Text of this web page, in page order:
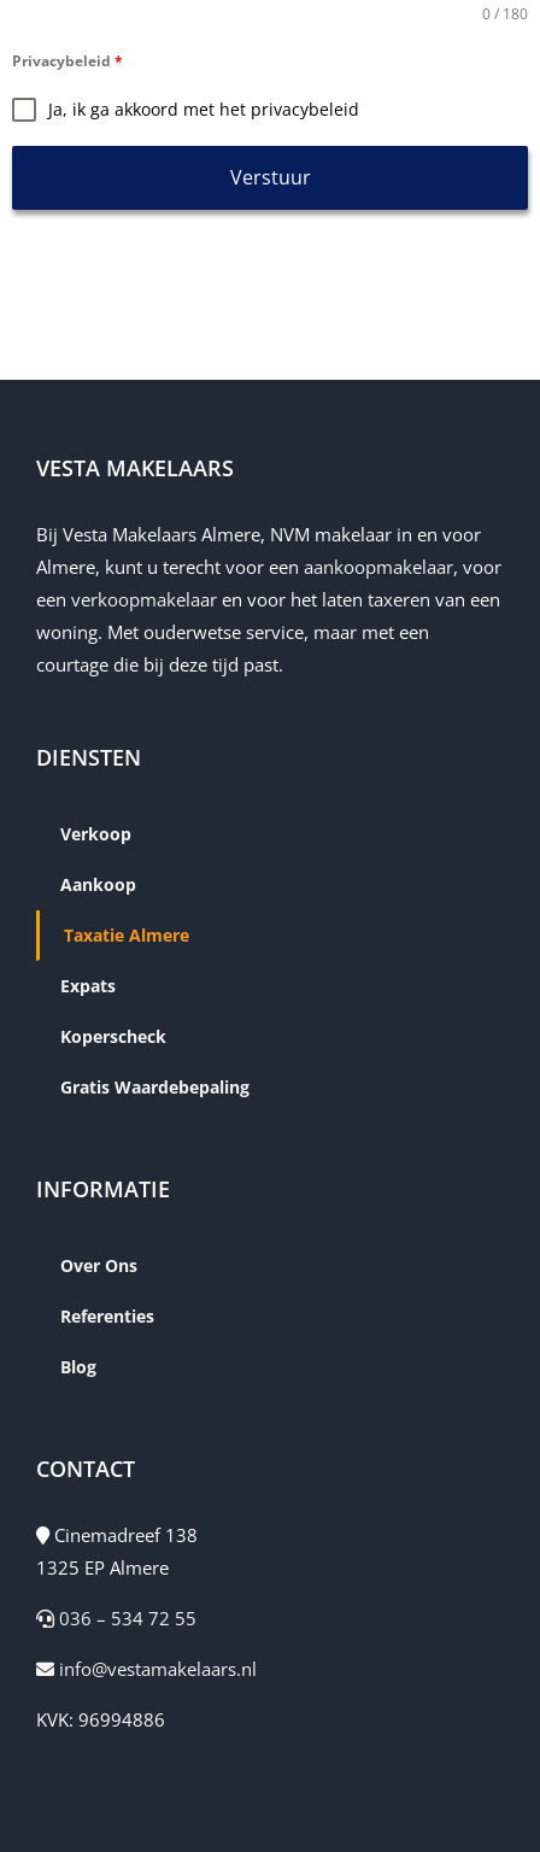
0 / 180
Privacybeleid *
Ja, ik ga akkoord met het privacybeleid
Verstuur
VESTA MAKELAARS
Bij Vesta Makelaars Almere, NVM makelaar in en voor
Almere, kunt u terecht voor een aankoopmakelaar, voor
een verkoopmakelaar en voor het laten taxeren van een
woning. Met ouderwetse service, maar met een
courtage die bij deze tijd past.
DIENSTEN
Verkoop
Aankoop
Taxatie Almere
Expats
Koperscheck
Gratis Waardebepaling
INFORMATIE
Over Ons
Referenties
Blog
CONTACT
Cinemadreef 138
1325 EP Almere
036 – 534 72 55
info@vestamakelaars.nl
KVK: 96994886